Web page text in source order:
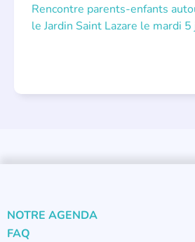
Rencontre parents-enfants
le Jardin Saint Lazare le mardi
NOTRE AGENDA
FAQ